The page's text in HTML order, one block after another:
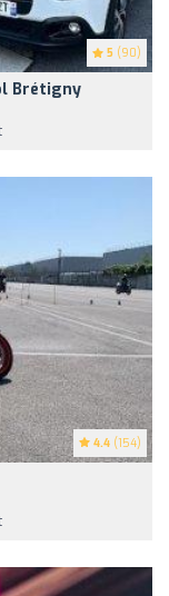
5 (90)
Brétigny
4.4 (154)